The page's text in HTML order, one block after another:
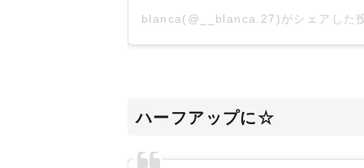
ハーフアップに☆